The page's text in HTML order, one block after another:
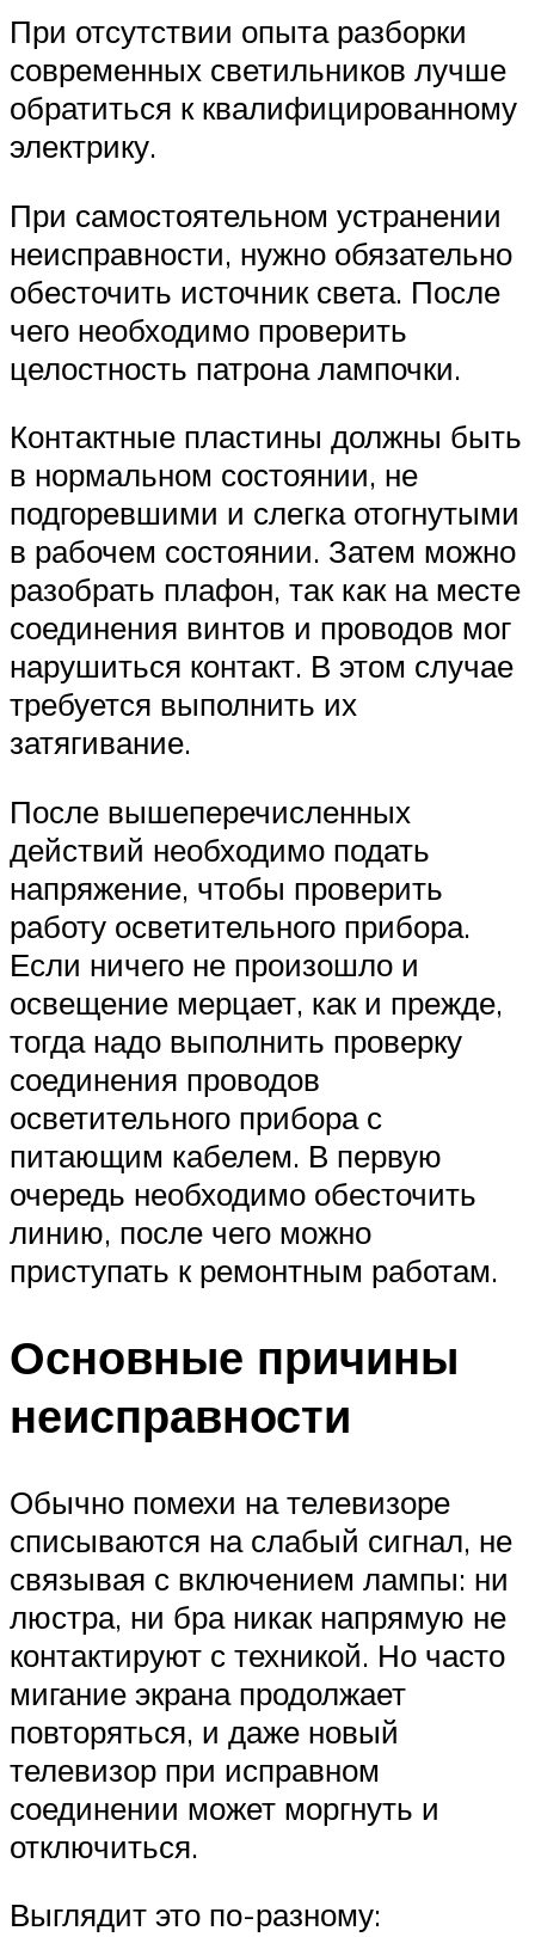
При отсутствии опыта разборки
современных светильников лучше
обратиться к квалифицированному
электрику.
При самостоятельном устранении
неисправности, нужно обязательно
обесточить источник света. После
чего необходимо проверить
целостность патрона лампочки.
Контактные пластины должны быть
в нормальном состоянии, не
подгоревшими и слегка отогнутыми
в рабочем состоянии. Затем можно
разобрать плафон, так как на месте
соединения винтов и проводов мог
нарушиться контакт. В этом случае
требуется выполнить их
затягивание.
После вышеперечисленных
действий необходимо подать
напряжение, чтобы проверить
работу осветительного прибора.
Если ничего не произошло и
освещение мерцает, как и прежде,
тогда надо выполнить проверку
соединения проводов
осветительного прибора с
питающим кабелем. В первую
очередь необходимо обесточить
линию, после чего можно
приступать к ремонтным работам.
Основные причины
неисправности
Обычно помехи на телевизоре
списываются на слабый сигнал, не
связывая с включением лампы: ни
люстра, ни бра никак напрямую не
контактируют с техникой. Но часто
мигание экрана продолжает
повторяться, и даже новый
телевизор при исправном
соединении может моргнуть и
отключиться.
Выглядит это по-разному: